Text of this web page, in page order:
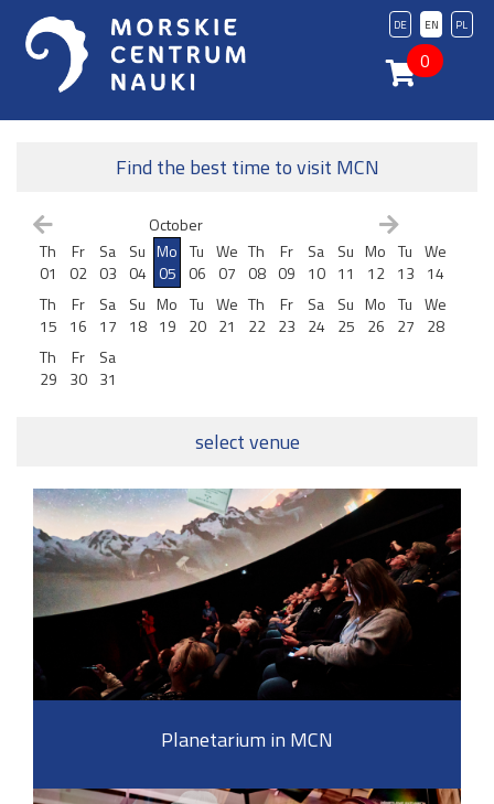
PL
EN
DE
0
Find the best time to visit MCN
October
Th
01
Fr
02
Sa
03
Su
04
Mo
05
Tu
06
We
07
Th
08
Fr
09
Sa
10
Su
11
Mo
12
Tu
13
We
14
Th
15
Fr
16
Sa
17
Su
18
Mo
19
Tu
20
We
21
Th
22
Fr
23
Sa
24
Su
25
Mo
26
Tu
27
We
28
Th
29
Fr
30
Sa
31
select venue
Planetarium in MCN